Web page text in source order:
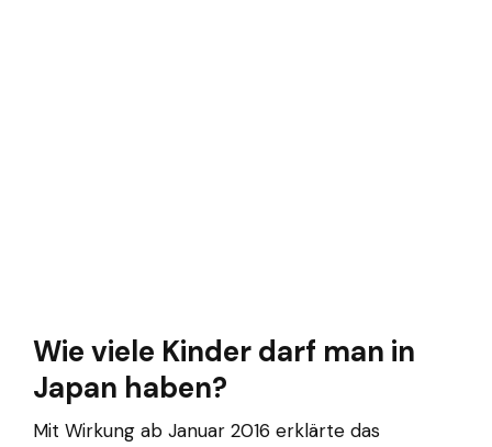
Wie viele Kinder darf man in
Japan haben?
Mit Wirkung ab Januar 2016 erklärte das